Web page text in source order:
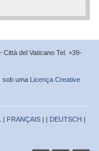
Città del Vaticano Tel. +39-
sob uma Licença Creative
| FRANÇAIS | | DEUTSCH |